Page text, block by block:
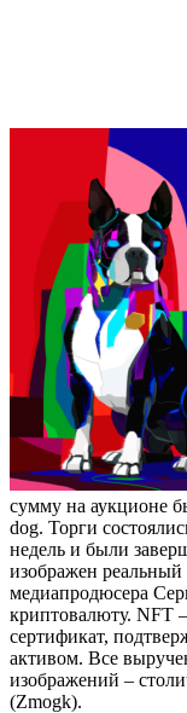
сумму на аукционе
dog. Торги
недель и были
изображен реальный
медиапродюсера
криптовалюту. NFT
сертификат,
активом. Все
изображений –
(Zmogk).